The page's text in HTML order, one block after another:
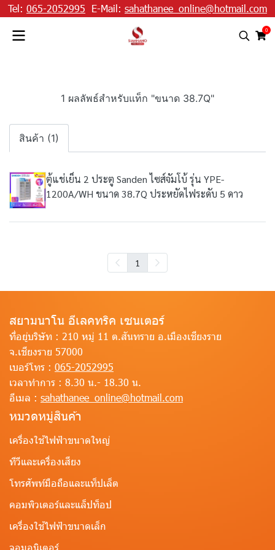
Tel: 065-2052995 E-Mail: sahathanee_online@hotmail.com
0
1 ผลลัพธ์สำหรับแท็ก "ขนาด 38.7Q"
สินค้า (1)
ตู้แช่เย็น 2 ประตู Sanden ไซส์จัมโบ้ รุ่น YPE-
1200A/WH ขนาด 38.7Q ประหยัดไฟระดับ 5 ดาว
1
สยามนาโน อีเลคทริค เซนเตอร์
ที่อยู่บริษัท : 210 หมู่ 11 ต.สันทราย อ.เมืองเชียงราย
จ.เชียงราย 57000
เบอร์โทร : 065-2052995
เวลาทำการ : 8.30 น.- 18.30 น.
อีเมล : sahathanee_online@hotmail.com
หมวดหมู่สินค้า
เครื่องใช้ไฟฟ้าขนาดใหญ่
ทีวีและเครื่องเสียง
โทรศัพท์มือถือและแท็ปเล็ต
คอมพิวเตอร์และแล็ปท็อป
เครื่องใช้ไฟฟ้าขนาดเล็ก
จอมอนิเตอร์